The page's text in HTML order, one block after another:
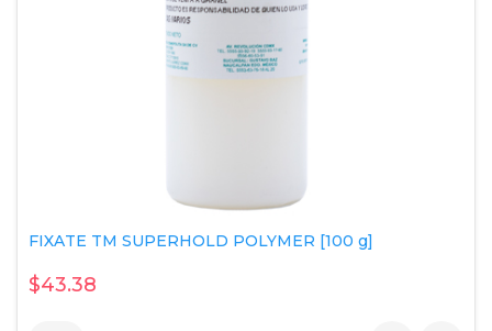
FIXATE TM SUPERHOLD POLYMER [100 g]
$43.38